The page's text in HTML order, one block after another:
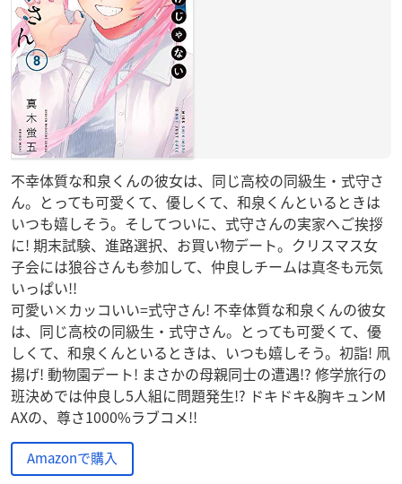
不幸体質な和泉くんの彼女は、同じ高校の同級生・式守さ
ん。とっても可愛くて、優しくて、和泉くんといるときは
いつも嬉しそう。そしてついに、式守さんの実家へご挨拶
に! 期末試験、進路選択、お買い物デート。クリスマス女
子会には狼谷さんも参加して、仲良しチームは真冬も元気
いっぱい!!
可愛い×カッコいい=式守さん! 不幸体質な和泉くんの彼女
は、同じ高校の同級生・式守さん。とっても可愛くて、優
しくて、和泉くんといるときは、いつも嬉しそう。初詣! 凧
揚げ! 動物園デート! まさかの母親同士の遭遇!? 修学旅行の
班決めでは仲良し5人組に問題発生!? ドキドキ&胸キュンM
AXの、尊さ1000%ラブコメ!!
Amazonで購入